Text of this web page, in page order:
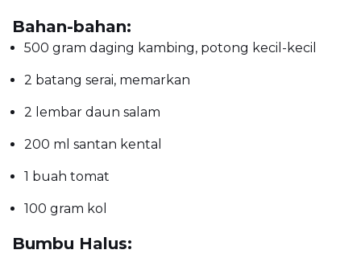
Bahan-bahan:
500 gram daging kambing, potong kecil-kecil
2 batang serai, memarkan
2 lembar daun salam
200 ml santan kental
1 buah tomat
100 gram kol
Bumbu Halus: